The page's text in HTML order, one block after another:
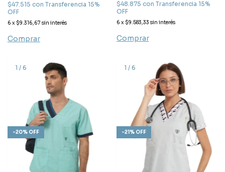
$47.515 con Transferencia 15%
OFF
6 x $9.316,67 sin interés
Comprar
$48.875 con Transferencia 15%
OFF
6 x $9.583,33 sin interés
Comprar
1 / 6
-20% OFF
1 / 6
-21% OFF